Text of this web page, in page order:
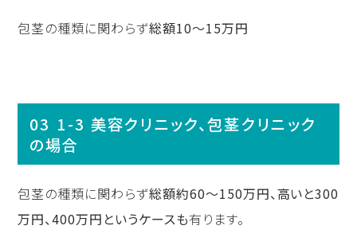
包茎の種類に関わらず総額10〜15万円
1-3 美容クリニック、包茎クリニック
の場合
包茎の種類に関わらず総額約60〜150万円、高いと300
万円、400万円というケースも有ります。